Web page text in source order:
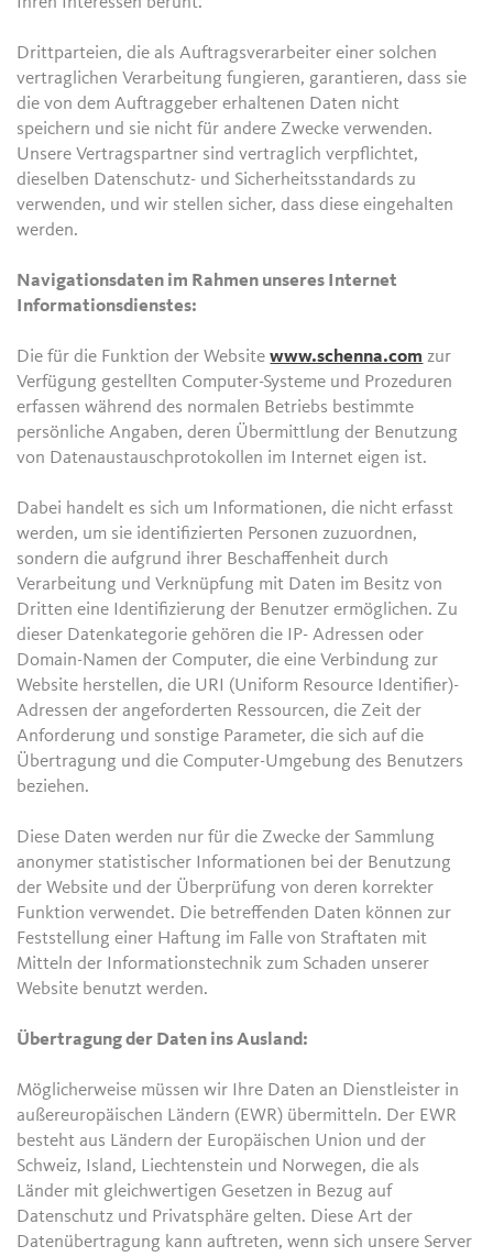
Drittparteien, die als Auftragsverarbeiter einer solchen
vertraglichen Verarbeitung fungieren, garantieren, dass sie
die von dem Auftraggeber erhaltenen Daten nicht
speichern und sie nicht für andere Zwecke verwenden.
Unsere Vertragspartner sind vertraglich verpflichtet,
dieselben Datenschutz- und Sicherheitsstandards zu
verwenden, und wir stellen sicher, dass diese eingehalten
werden.
Navigationsdaten im Rahmen unseres Internet
Informationsdienstes:
Die für die Funktion der Websitewww.schenna.com zur
Verfügung gestellten Computer-Systeme und Prozeduren
erfassen während des normalen Betriebs bestimmte
persönliche Angaben, deren Übermittlung der Benutzung
von Datenaustauschprotokollen im Internet eigen ist.
Dabei handelt es sich um Informationen, die nicht erfasst
werden, um sie identifizierten Personen zuzuordnen,
sondern die aufgrund ihrer Beschaffenheit durch
Verarbeitung und Verknüpfung mit Daten im Besitz von
Dritten eine Identifizierung der Benutzer ermöglichen. Zu
dieser Datenkategorie gehören die IP- Adressen oder
Domain-Namen der Computer, die eine Verbindung zur
Website herstellen, die URI (Uniform Resource Identifier)-
Adressen der angeforderten Ressourcen, die Zeit der
Anforderung und sonstige Parameter, die sich auf die
Übertragung und die Computer-Umgebung des Benutzers
beziehen.
Diese Daten werden nur für die Zwecke der Sammlung
anonymer statistischer Informationen bei der Benutzung
der Website und der Überprüfung von deren korrekter
Funktion verwendet. Die betreffenden Daten können zur
Feststellung einer Haftung im Falle von Straftaten mit
Mitteln der Informationstechnik zum Schaden unserer
Website benutzt werden.
Übertragung der Daten ins Ausland:
Möglicherweise müssen wir Ihre Daten an Dienstleister in
außereuropäischen Ländern (EWR) übermitteln. Der EWR
besteht aus Ländern der Europäischen Union und der
Schweiz, Island, Liechtenstein und Norwegen, die als
Länder mit gleichwertigen Gesetzen in Bezug auf
Datenschutz und Privatsphäre gelten. Diese Art der
Datenübertragung kann auftreten, wenn sich unsere Server